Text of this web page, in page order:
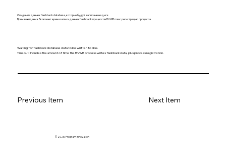
Ожидание данных flashback database, которые будут записаны на диск.
Время ожидания: Включает время записи данных flashback процессом RVWR плюс регистрацию процесса.
Waiting for flashback database data to be written to disk.
Timeout: Includes the amount of time the RVWR process writes flashback data, plus process registration.
Previous Item Next Item
© 2026. Program innovation